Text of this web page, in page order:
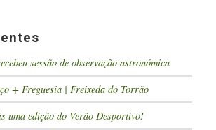
sessão de observação astronómica
+ Freguesia | Freixeda do Torrão
uma edição do Verão Desportivo!